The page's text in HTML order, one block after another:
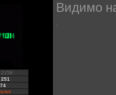
251
74
Видимо